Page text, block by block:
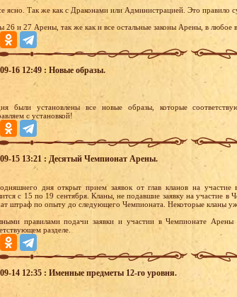
ясно. Так же как с Драконами или Администрацией. Это правило
26 и 27 Арены, так же как и все остальные законы Арены, в любое
16 12:49 : Новые образы.
были установлены все новые образы, которые
с установкой!
15 13:21 : Десятый Чемпионат Арены.
дня открыт прием заявок от глав кланов на
с 15 по 19 сентября. Кланы, не подавшие заявку на участие в
штраф по опыту до следующего Чемпионата. Некоторые кланы
правилами подачи заявки и участии в Чемпионате
разделе.
14 12:35 : Именные предметы 12-го уровня.